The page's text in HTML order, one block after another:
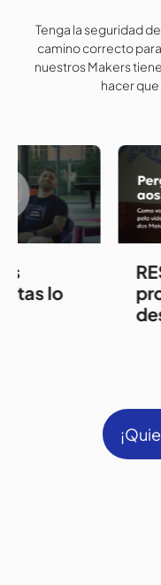
Tenga la seguridad
camino correcto para
nuestros Makers
hacer
lo